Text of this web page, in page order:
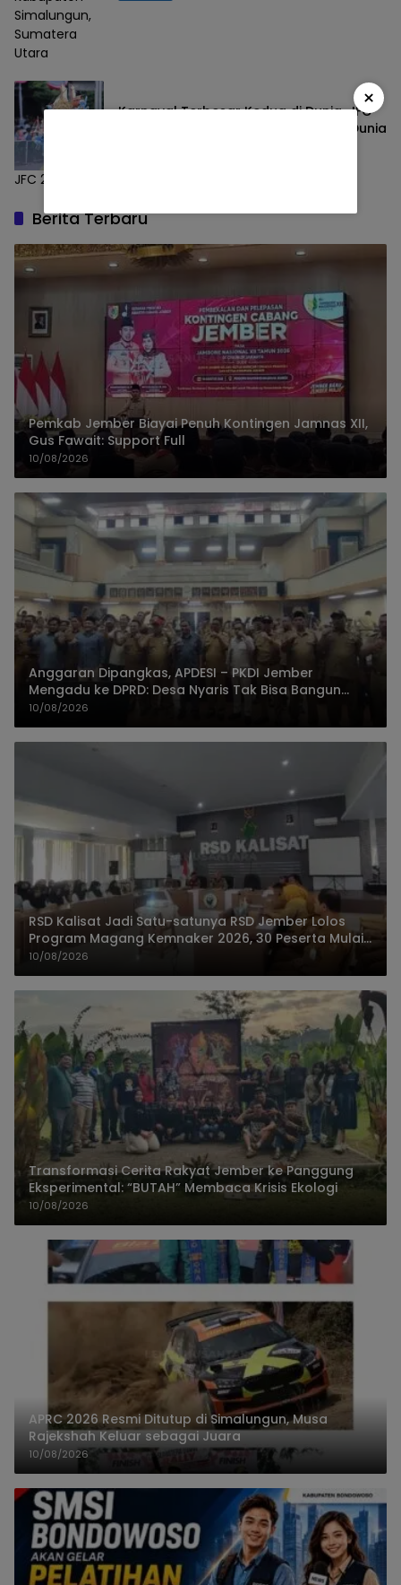
Simalungun,
Sumatera
Utara
JFC 2026
Karnaval Terbesar Kedua di Dunia, JFC
Suguhkan Pagelaran Busana Kelas Dunia
Berita Terbaru
Pemkab Jember Biayai Penuh Kontingen Jamnas XII,
Gus Fawait: Support Full
10/08/2026
Anggaran Dipangkas, APDESI – PKDI Jember
Mengadu ke DPRD: Desa Nyaris Tak Bisa Bangun
Infrastruktur
10/08/2026
RSD Kalisat Jadi Satu-satunya RSD Jember Lolos
Program Magang Kemnaker 2026, 30 Peserta Mulai
Praktik
10/08/2026
Transformasi Cerita Rakyat Jember ke Panggung
Eksperimental: “BUTAH” Membaca Krisis Ekologi
10/08/2026
APRC 2026 Resmi Ditutup di Simalungun, Musa
Rajekshah Keluar sebagai Juara
10/08/2026
×